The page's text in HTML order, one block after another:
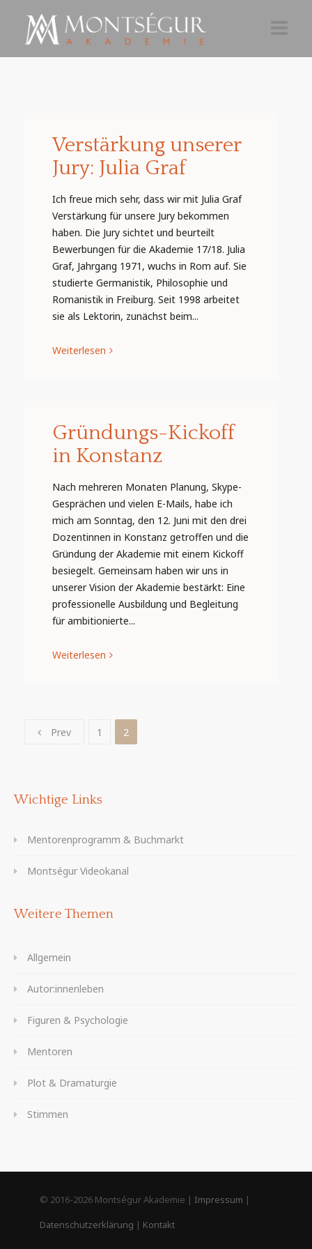
TEILNAHME
NEWSLETTER
Verstärkung unserer
Jury: Julia Graf
Ich freue mich sehr, dass wir mit Julia Graf
Verstärkung für unsere Jury bekommen
haben. Die Jury sichtet und beurteilt
Bewerbungen für die Akademie 17/18. Julia
Graf, Jahrgang 1971, wuchs in Rom auf. Sie
studierte Germanistik, Philosophie und
Romanistik in Freiburg. Seit 1998 arbeitet
sie als Lektorin, zunächst beim...
Weiterlesen
Gründungs-Kickoff
in Konstanz
Nach mehreren Monaten Planung, Skype-
Gesprächen und vielen E-Mails, habe ich
mich am Sonntag, den 12. Juni mit den drei
Dozentinnen in Konstanz getroffen und die
Gründung der Akademie mit einem Kickoff
besiegelt. Gemeinsam haben wir uns in
unserer Vision der Akademie bestärkt: Eine
professionelle Ausbildung und Begleitung
für ambitionierte...
Weiterlesen
Prev 1 2
Wichtige Links
Mentorenprogramm & Buchmarkt
Montségur Videokanal
Weitere Themen
Allgemein
Autor:innenleben
Figuren & Psychologie
Mentoren
Plot & Dramaturgie
Stimmen
© 2016-2026 Montségur Akademie | Impressum |
Datenschutzerklärung | Kontakt